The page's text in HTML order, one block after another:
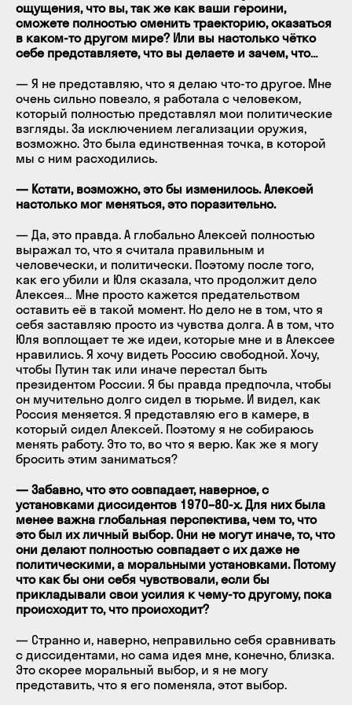
ощущения, что вы, так же как ваши героини,
сможете полностью сменить траекторию, оказаться
в каком-то другом мире? Или вы настолько чётко
себе представляете, что вы делаете и зачем, что…
— Я не представляю, что я делаю что-то другое. Мне
очень сильно повезло, я работала с человеком,
который полностью представлял мои политические
взгляды. За исключением легализации оружия,
возможно. Это была единственная точка, в которой
мы с ним расходились.
— Кстати, возможно, это бы изменилось. Алексей
настолько мог меняться, это поразительно.
— Да, это правда. А глобально Алексей полностью
выражал то, что я считала правильным и
человечески, и политически. Поэтому после того,
как его убили и Юля сказала, что продолжит дело
Алексея… Мне просто кажется предательством
оставить её в такой момент. Но дело не в том, что я
себя заставляю просто из чувства долга. А в том, что
Юля воплощает те же идеи, которые мне и в Алексее
нравились. Я хочу видеть Россию свободной. Хочу,
чтобы Путин так или иначе перестал быть
президентом России. Я бы правда предпочла, чтобы
он мучительно долго сидел в тюрьме. И видел, как
Россия меняется. Я представляю его в камере, в
который сидел Алексей. Поэтому я не собираюсь
менять работу. Это то, во что я верю. Как же я могу
бросить этим заниматься?
— Забавно, что это совпадает, наверное, с
установками диссидентов 1970–80-х. Для них была
менее важна глобальная перспектива, чем то, что
это был их личный выбор. Они не могут иначе, то, что
они делают полностью совпадает с их даже не
политическими, а моральными установками. Потому
что как бы они себя чувствовали, если бы
прикладывали свои усилия к чему-то другому, пока
происходит то, что происходит?
— Странно и, наверно, неправильно себя сравнивать
с диссидентами, но сама идея мне, конечно, близка.
Это скорее моральный выбор, и я не могу
представить, что я его поменяла, этот выбор.